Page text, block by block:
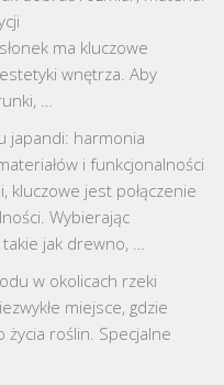
ma kluczowe
wnętrza. Aby
…
japandi: harmonia
i funkcjonalności
kluczowe jest połączenie
Wybierając
jak drewno, …
w okolicach rzeki
miejsce, gdzie
roślin. Specjalne